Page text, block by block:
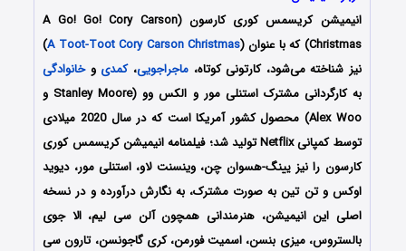
انیمیشن کریسمس کوری کارسون (A Go! Go! Cory Carson
Christmas) که با عنوان (
A Toot-Toot Cory Carson Christmas
)
نیز شناخته می‌شود، کارتونی کوتاه،ماجراجویی،کمدی وخانوادگی
به کارگردانی مشترک استنلی مور و الکس وو (Stanley Moore و
Alex Woo) محصول کشور آمریکا است که در سال 2020 میلادی
توسط کمپانی Netflix تولید شد؛ فیلمنامه انیمیشن کریسمس کوری
کارسون را نیز یینگ-هسوان چن، وینسنت لاو، استنلی مور، دیوید
اوکس و تن تین به صورت مشترک، به نگارش درآورده‌‌‌‌‌‌ و در نسخه
اصلی این انیمیشن، هنرمندانی همچون آلن سی لیم، الا جوی
بالستروس، میزی بنسن، اسمیت فورمن، کری گاجونسن، تارون سی